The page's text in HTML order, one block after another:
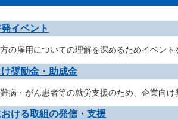
イベント
の雇用についての理解を深めるためイベント
奨励金・助成金
病・がん患者等の就労支援のため、企業向け
ける取組の発信・支援